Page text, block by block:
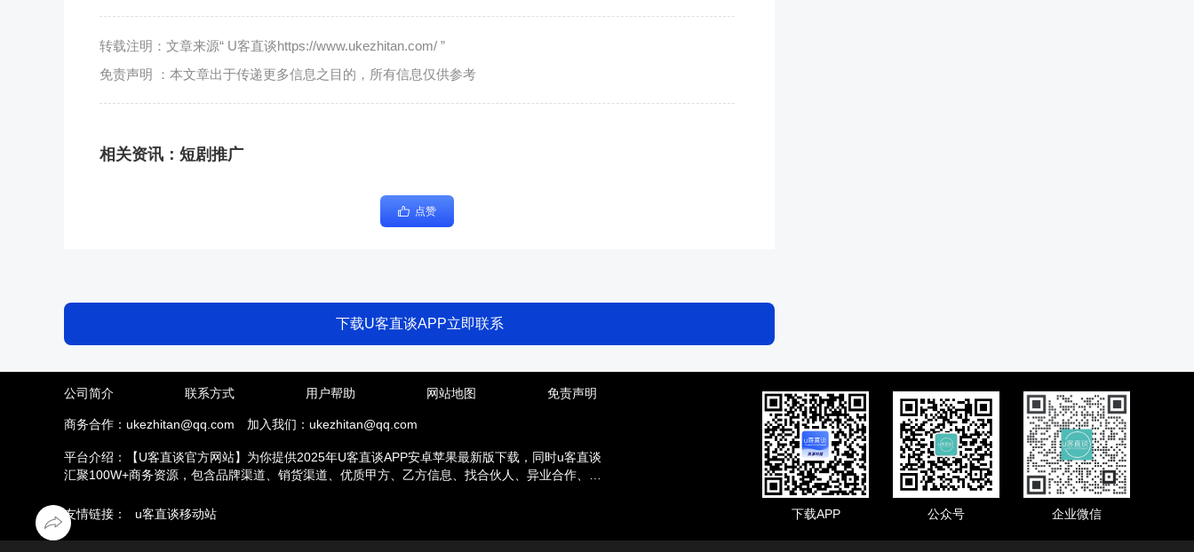
转载注明：文章来源“ U客直谈https://www.ukezhitan.com/ ”
免责声明 ：本文章出于传递更多信息之目的，所有信息仅供参考
相关资讯： 短剧推广
点赞
下载U客直谈APP立即联系
公司简介 联系方式 用户帮助 网站地图 免责声明
商务合作：ukezhitan@qq.com 加入我们：ukezhitan@qq.com
平台介绍：【U客直谈官方网站】为你提供2025年U客直谈APP安卓苹果最新版下载，同时u客直谈
汇聚100W+商务资源，包含品牌渠道、销货渠道、优质甲方、乙方信息、找合伙人、异业合作、地
友情链接：
u客直谈移动站 下载APP 公众号 企业微信